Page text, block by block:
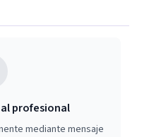
profesional
mediante mensaje